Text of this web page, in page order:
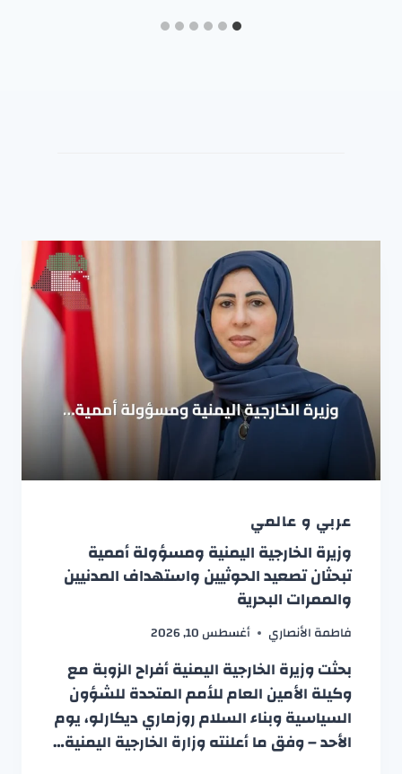
عربي و عالمي
وزيرة الخارجية اليمنية ومسؤولة أممية
تبحثان تصعيد الحوثيين واستهداف المدنيين
والممرات البحرية
فاطمة الأنصاري أغسطس 10, 2026
بحثت وزيرة الخارجية اليمنية أفراح الزوبة مع
وكيلة الأمين العام للأمم المتحدة للشؤون
السياسية وبناء السلام روزماري ديكارلو، يوم
الأحد – وفق ما أعلنته وزارة الخارجية اليمنية…